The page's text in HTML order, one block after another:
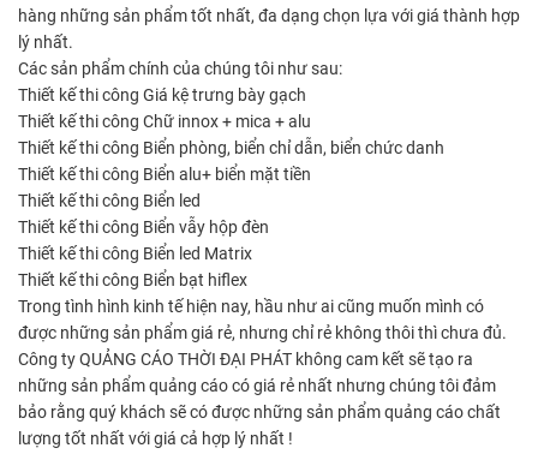
hàng những sản phẩm tốt nhất, đa dạng chọn lựa với giá thành hợp
lý nhất.
Các sản phẩm chính của chúng tôi như sau:
Thiết kế thi công Giá kệ trưng bày gạch
Thiết kế thi công Chữ innox + mica + alu
Thiết kế thi công Biển phòng, biển chỉ dẫn, biển chức danh
Thiết kế thi công Biển alu+ biển mặt tiền
Thiết kế thi công Biển led
Thiết kế thi công Biển vẫy hộp đèn
Thiết kế thi công Biển led Matrix
Thiết kế thi công Biển bạt hiflex
Trong tình hình kinh tế hiện nay, hầu như ai cũng muốn mình có
được những sản phẩm giá rẻ, nhưng chỉ rẻ không thôi thì chưa đủ.
Công ty QUẢNG CÁO THỜI ĐẠI PHÁT không cam kết sẽ tạo ra
những sản phẩm quảng cáo có giá rẻ nhất nhưng chúng tôi đảm
bảo rằng quý khách sẽ có được những sản phẩm quảng cáo chất
lượng tốt nhất với giá cả hợp lý nhất !
DỊCH VỤ
TUYỂN DỤNG
THANH TOÁN
LIÊN HỆ